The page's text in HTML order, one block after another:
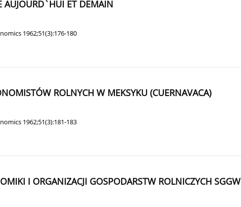
AUJOURD`HUI ET DEMAIN
1962;51(3):176-180
ROLNYCH W MEKSYKU (CUERNAVACA)
1962;51(3):181-183
I ORGANIZACJI GOSPODARSTW ROLNICZYCH SGGW